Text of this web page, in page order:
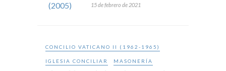
15 de febrero de 2021
CONCILIO VATICANO II (1962-1965)
IGLESIA CONCILIAR MASONERÍA